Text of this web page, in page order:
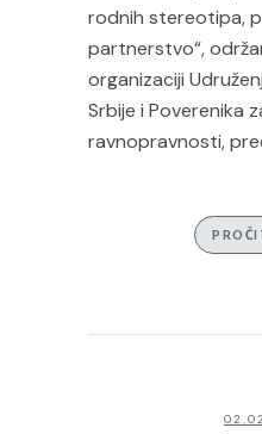
rodnih stereotipa,
partnerstvo“,
organizaciji
Srbije i Poverenika
ravnopravnosti,